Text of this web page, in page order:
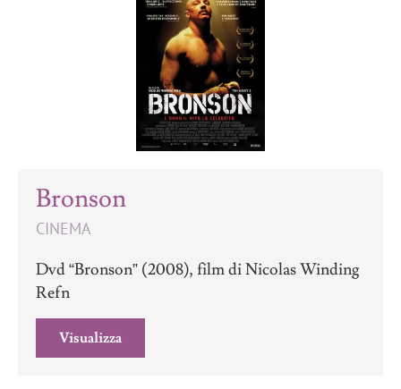
Bronson
CINEMA
Dvd “Bronson” (2008), film di Nicolas Winding
Refn
Visualizza